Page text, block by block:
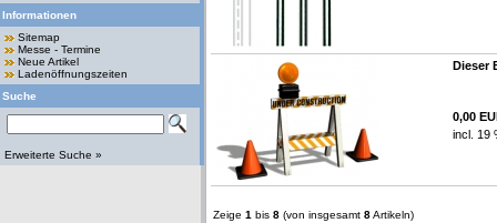
Informationen
Sitemap
Messe - Termine
Neue Artikel
Ladenöffnungszeiten
Suche
Erweiterte Suche »
Dieser
0,00
incl. 19
Zeige 1 bis 8 (von insgesamt 8Artikeln)